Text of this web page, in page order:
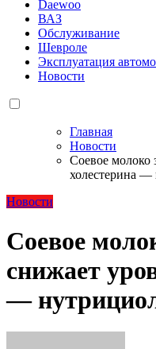
Daewoo
ВАЗ
Обслуживание
Шевроле
Эксплуатация
Новости
Главная
Новости
Соевое молоко
холестерина —
Новости
Соевое
снижает
—